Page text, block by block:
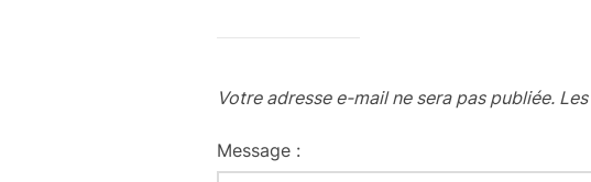
Votre adresse e-mail ne sera pas publiée.
Message :